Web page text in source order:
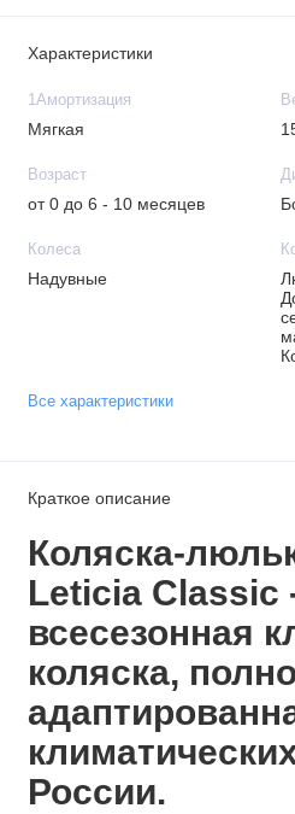
Характеристики
1Амортизация
Мягкая
Возраст
от 0 до 6 - 10 месяцев
Колеса
Надувные
Все характеристики
Краткое описание
Коляска-
Leticia Classic
всесезонная
коляска,
России.